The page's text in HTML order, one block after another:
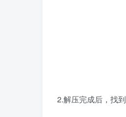
2.解压完成后，找